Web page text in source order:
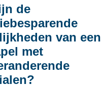
de
van een
met